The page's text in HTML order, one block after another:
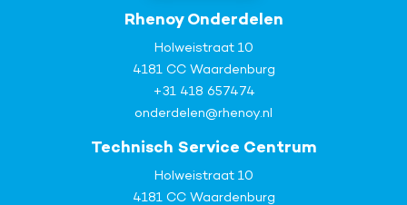
Rhenoy Onderdelen
Holweistraat 10
4181 CC Waardenburg
+31 418 657474
onderdelen@rhenoy.nl
Technisch Service Centrum
Holweistraat 10
4181 CC Waardenburg